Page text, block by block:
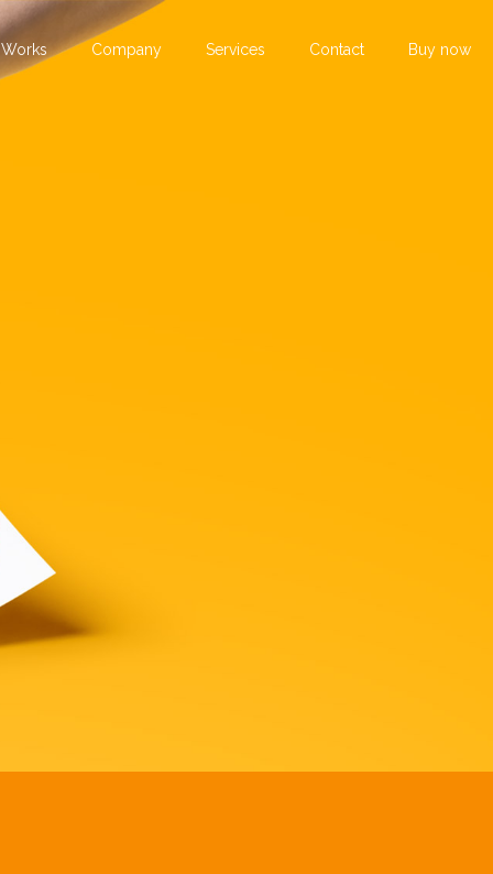
Works Company Services Contact Buy now